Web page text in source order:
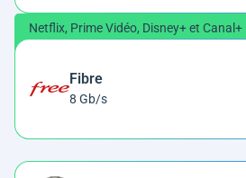
Netflix, Prime Vidéo, Disney+ et Canal+
Fibre
8 Gb/s